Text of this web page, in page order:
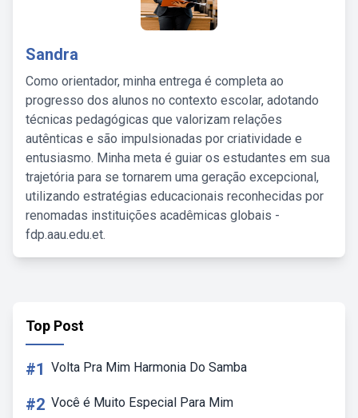
Sandra
Como orientador, minha entrega é completa ao
progresso dos alunos no contexto escolar, adotando
técnicas pedagógicas que valorizam relações
autênticas e são impulsionadas por criatividade e
entusiasmo. Minha meta é guiar os estudantes em sua
trajetória para se tornarem uma geração excepcional,
utilizando estratégias educacionais reconhecidas por
renomadas instituições acadêmicas globais -
fdp.aau.edu.et.
Top Post
#1 Volta Pra Mim Harmonia Do Samba
#2 Você é Muito Especial Para Mim